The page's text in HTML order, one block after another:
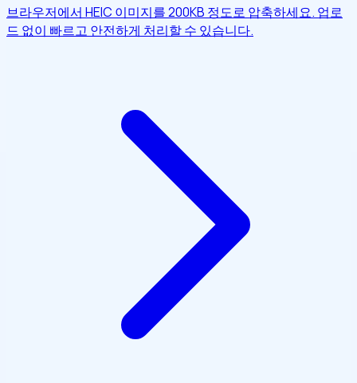
브라우저에서 HEIC 이미지를 200KB 정도로 압축하세요. 업로
드 없이 빠르고 안전하게 처리할 수 있습니다.